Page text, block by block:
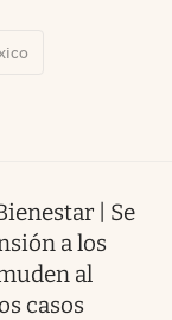
| Se
a los
al
casos